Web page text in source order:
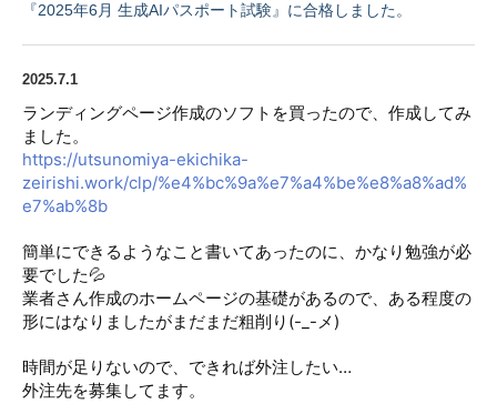
『2025年6月 生成AIパスポート試験』に合格しました。
2025.7.1
ランディングページ作成のソフトを買ったので、作成してみ
ました。
https://utsunomiya-ekichika-
zeirishi.work/clp/%e4%bc%9a%e7%a4%be%e8%a8%ad%
e7%ab%8b
簡単にできるようなこと書いてあったのに、かなり勉強が必
要でした💦
業者さん作成のホームページの基礎があるので、ある程度の
形にはなりましたがまだまだ粗削り(-_-メ)
時間が足りないので、できれば外注したい…
外注先を募集してます。